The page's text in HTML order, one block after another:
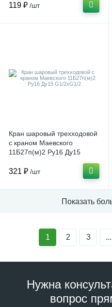
119 ₽ /шт
Кран шаровый трехходовой
с краном Маевского
11Б27п(м)2 Ру16 Ду15
321 ₽ /шт
Показать
1 2 3 ...
Нужна
вопрос